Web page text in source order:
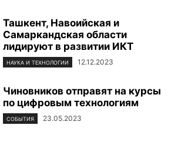
Ташкент, Навоийская и
Самаркандская области
лидируют в развитии ИКТ
НАУКА И ТЕХНОЛОГИИ 12.12.2023
Чиновников отправят на курсы
по цифровым технологиям
СОБЫТИЯ 23.05.2023